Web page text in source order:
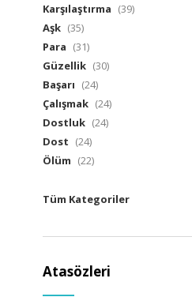
Karşılaştırma (39)
Aşk (35)
Para (31)
Güzellik (30)
Başarı (24)
Çalışmak (24)
Dostluk (24)
Dost (24)
Ölüm (22)
Tüm Kategoriler
Atasözleri